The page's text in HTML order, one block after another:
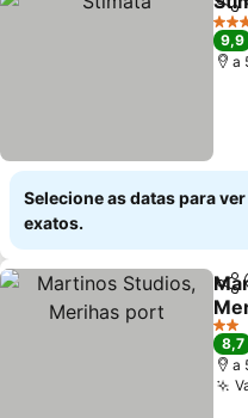
3
9,9
a
Selecione as datas para
exatos.
Ver
2
8,7
a